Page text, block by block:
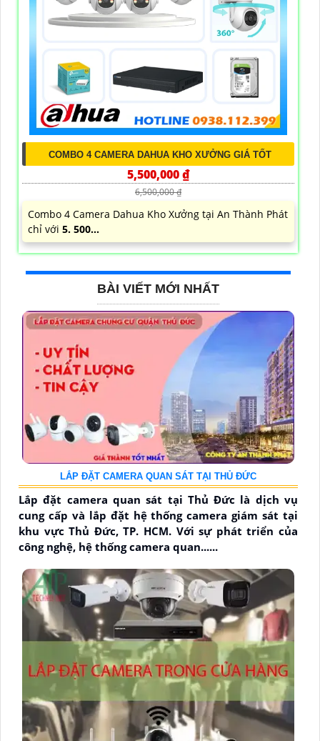
COMBO 4 CAMERA DAHUA KHO XƯỞNG GIÁ TỐT
5,500,000 ₫
6,500,000 ₫
Combo 4 Camera Dahua Kho Xưởng tại An Thành Phát
chỉ với 5. 500...
BÀI VIẾT MỚI NHẤT
LẮP ĐẶT CAMERA QUAN SÁT TẠI THỦ ĐỨC
Lắp đặt camera quan sát tại Thủ Đức là dịch vụ
cung cấp và lắp đặt hệ thống camera giám sát tại
khu vực Thủ Đức, TP. HCM. Với sự phát triển của
công nghệ, hệ thống camera quan......